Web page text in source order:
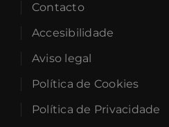
Contacto
Accesibilidade
Aviso legal
Política de Cookies
Política de Privacidade